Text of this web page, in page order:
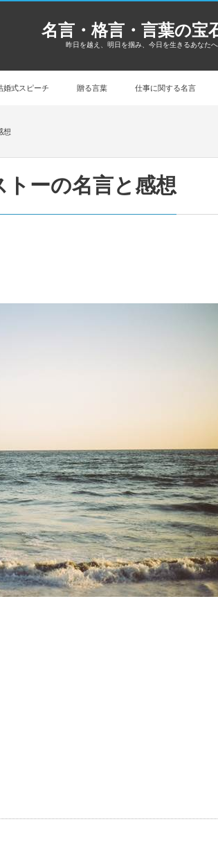
名言・格言・言葉の宝
昨日を越え、明日を掴み、今日を生きるあなたへ
婚式スピーチ 贈る言葉 仕事に関する名言
想
ーの名言と感想